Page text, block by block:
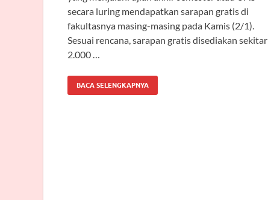
secara luring mendapatkan sarapan gratis di
fakultasnya masing-masing pada Kamis (2/1).
Sesuai rencana, sarapan gratis disediakan sekitar
2.000 …
BACA SELENGKAPNYA